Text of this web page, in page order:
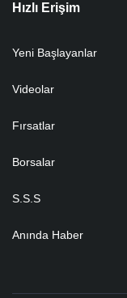
Hızlı Erişim
Yeni Başlayanlar
Videolar
Fırsatlar
Borsalar
S.S.S
Anında Haber